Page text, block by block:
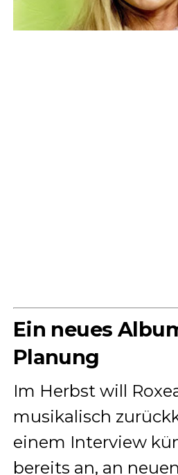
Ein neues
Planung
Im Herbst will
musikalisch
einem Interview
bereits an, an